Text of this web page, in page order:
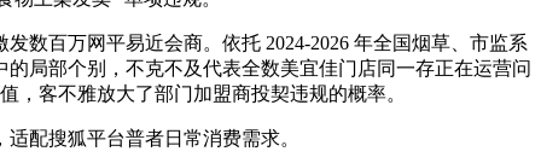
百万网平易近会商。依托 2024-2026 年全国烟草、市监系
局部个别，不克不及代表全数美宜佳门店同一存正在运营问
客不雅放大了部门加盟商投契违规的概率。
配搜狐平台普者日常消费需求。